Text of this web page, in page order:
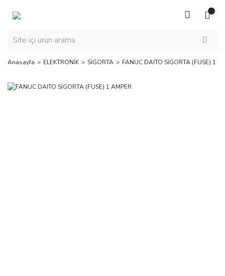
Anasayfa ELEKTRONİK SİGORTA FANUC DAITO SİGORTA (FUSE) 1